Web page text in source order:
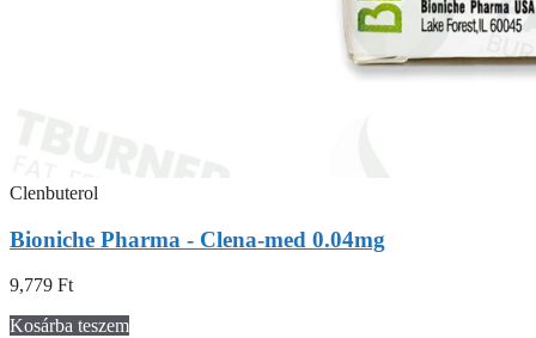
Clenbuterol
Bioniche Pharma - Clena-med 0.04mg
9,779 Ft
Kosárba teszem